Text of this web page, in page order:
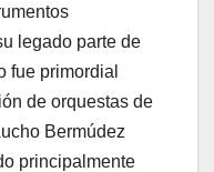
legado parte de
fue primordial
de orquestas de
Bermúdez
principalmente